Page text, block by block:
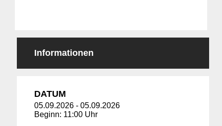
Informationen
DATUM
05.09.2026 - 05.09.2026
Beginn: 11:00 Uhr